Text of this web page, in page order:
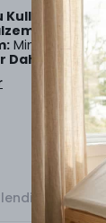
Üst
Minimalist
Evcil
göre